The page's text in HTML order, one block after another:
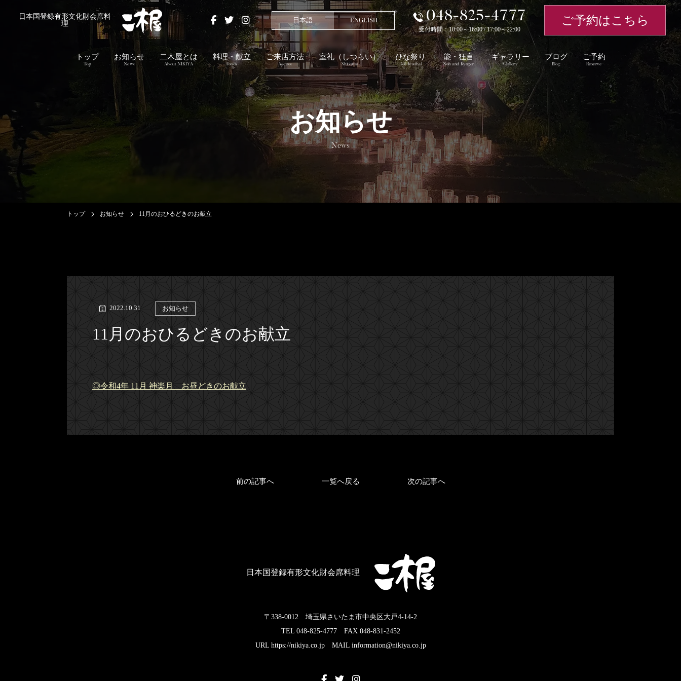
日本国登録有形文化財会席料
理
日本語 ENGLISH 048-825-4777
受付時間：10:00～16:00 / 17:00～22:00
ご予約はこちら
トップ
Top
お知らせ
News
二木屋とは
About NIKIYA
料理・献立
Foods
ご来店方法
Access
室礼（しつらい）
Shitsurai
ひな祭り
Doll Festibal
能・狂言
Noh and Kyogen
ギャラリー
Glallery
ブログ
Blog
ご予約
Reserve
お知らせ
News
トップ お知らせ 11月のおひるどきのお献立
2022.10.31 お知らせ
11月のおひるどきのお献立
◎令和4年 11月 神楽月 お昼どきのお献立
前の記事へ 一覧へ戻る 次の記事へ
日本国登録有形文化財会席料理
〒338-0012 埼玉県さいたま市中央区大戸4-14-2
TEL 048-825-4777 FAX 048-831-2452
URL https://nikiya.co.jp MAIL information@nikiya.co.jp